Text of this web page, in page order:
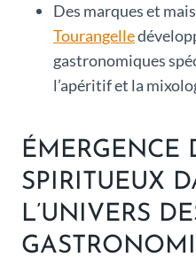
Des marques et
Tourangelle
gastronomiques
l’apéritif et la
ÉMERGENCE
SPIRITUEUX
L’UNIVERS